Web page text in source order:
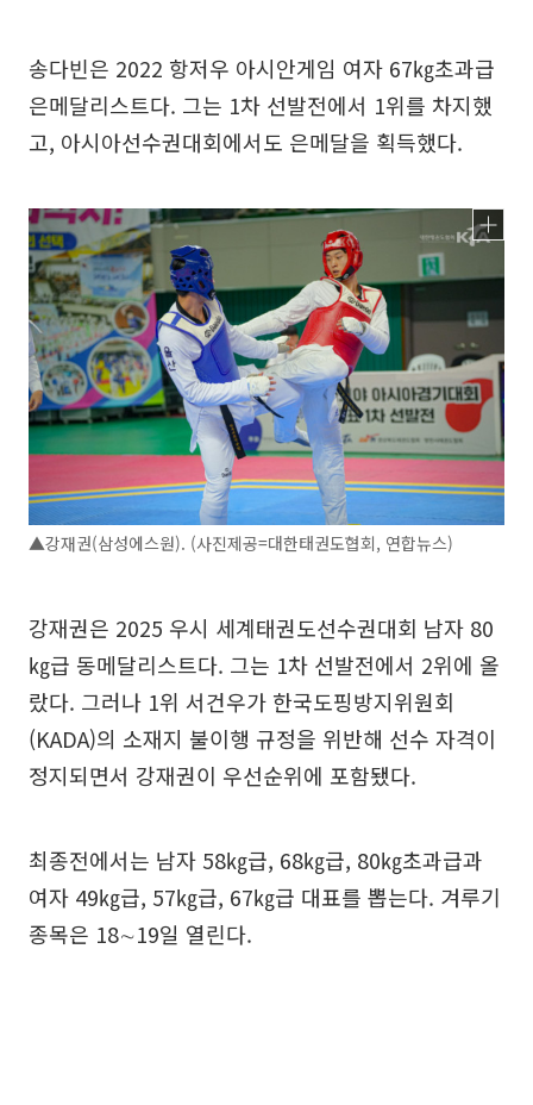
송다빈은 2022 항저우 아시안게임 여자 67㎏초과급
은메달리스트다. 그는 1차 선발전에서 1위를 차지했
고, 아시아선수권대회에서도 은메달을 획득했다.
▲강재권(삼성에스원). (사진제공=대한태권도협회, 연합뉴스)
강재권은 2025 우시 세계태권도선수권대회 남자 80
㎏급 동메달리스트다. 그는 1차 선발전에서 2위에 올
랐다. 그러나 1위 서건우가 한국도핑방지위원회
(KADA)의 소재지 불이행 규정을 위반해 선수 자격이
정지되면서 강재권이 우선순위에 포함됐다.
최종전에서는 남자 58㎏급, 68㎏급, 80㎏초과급과
여자 49㎏급, 57㎏급, 67㎏급 대표를 뽑는다. 겨루기
종목은 18∼19일 열린다.